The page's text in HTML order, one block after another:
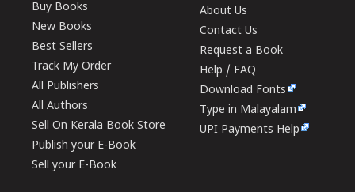
Buy Books
New Books
Best Sellers
Track My Order
All Publishers
All Authors
Sell On Kerala Book Store
Publish your E-Book
Sell your E-Book
About Us
Contact Us
Request a Book
Help / FAQ
Download Fonts
Type in Malayalam
UPI Payments Help